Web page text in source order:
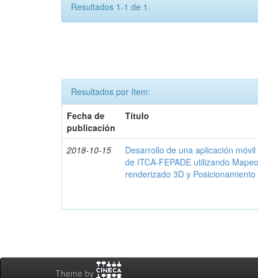
Resultados 1-1 de 1.
Resultados por ítem:
Fecha de
publicación
Título
2018-10-15
Desarrollo de una aplicación
de ITCA-FEPADE utilizando
renderizado 3D y Posicionamiento
Theme by